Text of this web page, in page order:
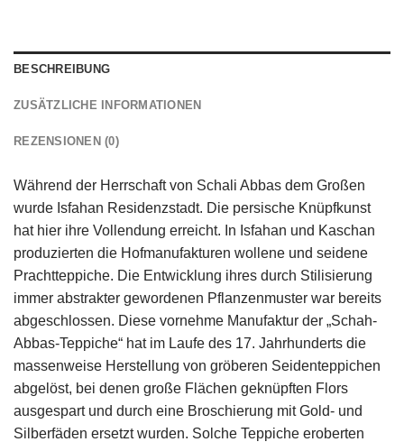
BESCHREIBUNG
ZUSÄTZLICHE INFORMATIONEN
REZENSIONEN (0)
Während der Herrschaft von Schali Abbas dem Großen
wurde Isfahan Residenzstadt. Die persische Knüpfkunst
hat hier ihre Vollendung erreicht. In Isfahan und Kaschan
produzierten die Hofmanufakturen wollene und seidene
Prachtteppiche. Die Entwicklung ihres durch Stilisierung
immer abstrakter gewordenen Pflanzenmuster war bereits
abgeschlossen. Diese vornehme Manufaktur der „Schah-
Abbas-Teppiche“ hat im Laufe des 17. Jahrhunderts die
massenweise Herstellung von gröberen Seidenteppichen
abgelöst, bei denen große Flächen geknüpften Flors
ausgespart und durch eine Broschierung mit Gold- und
Silberfäden ersetzt wurden. Solche Teppiche eroberten